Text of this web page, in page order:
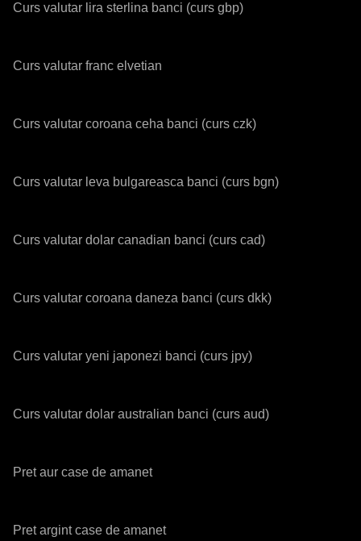
Curs valutar lira sterlina banci (curs gbp)
Curs valutar franc elvetian
Curs valutar coroana ceha banci (curs czk)
Curs valutar leva bulgareasca banci (curs bgn)
Curs valutar dolar canadian banci (curs cad)
Curs valutar coroana daneza banci (curs dkk)
Curs valutar yeni japonezi banci (curs jpy)
Curs valutar dolar australian banci (curs aud)
Pret aur case de amanet
Pret argint case de amanet